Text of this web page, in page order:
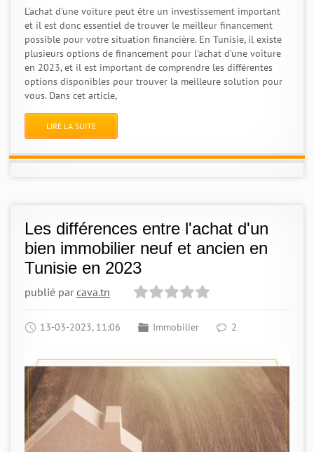
L'achat d'une voiture peut être un investissement important
et il est donc essentiel de trouver le meilleur financement
possible pour votre situation financière. En Tunisie, il existe
plusieurs options de financement pour l'achat d'une voiture
en 2023, et il est important de comprendre les différentes
options disponibles pour trouver la meilleure solution pour
vous. Dans cet article,
LIRE LA SUITE
Les différences entre l'achat d'un
bien immobilier neuf et ancien en
Tunisie en 2023
publié parcava.tn
13-03-2023, 11:06 Immobilier 2